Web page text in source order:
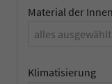
Material der
alles ausgewählt
Klimatisierung